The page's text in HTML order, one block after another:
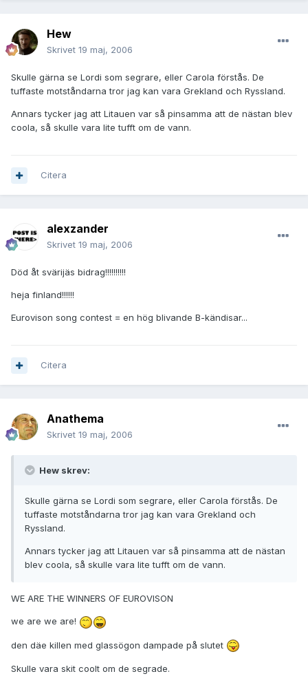
Hew
Skrivet 19 maj, 2006
Skulle gärna se Lordi som segrare, eller Carola förstås. De
tuffaste motståndarna tror jag kan vara Grekland och Ryssland.
Annars tycker jag att Litauen var så pinsamma att de nästan blev
coola, så skulle vara lite tufft om de vann.
Citera
alexzander
Skrivet 19 maj, 2006
Död åt svärijäs bidrag!!!!!!!!!!
heja finland!!!!!!
Eurovison song contest = en hög blivande B-kändisar...
Citera
Anathema
Skrivet 19 maj, 2006
Hew skrev:
Skulle gärna se Lordi som segrare, eller Carola förstås. De
tuffaste motståndarna tror jag kan vara Grekland och
Ryssland.
Annars tycker jag att Litauen var så pinsamma att de nästan
blev coola, så skulle vara lite tufft om de vann.
WE ARE THE WINNERS OF EUROVISON
we are we are!
den däe killen med glassögon dampade på slutet
Skulle vara skit coolt om de segrade.